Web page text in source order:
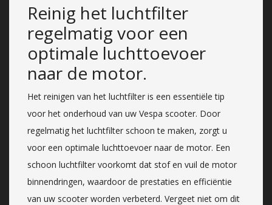
Reinig het luchtfilter
regelmatig voor een
optimale luchttoevoer
naar de motor.
Het reinigen van het luchtfilter is een essentiële tip
voor het onderhoud van uw Vespa scooter. Door
regelmatig het luchtfilter schoon te maken, zorgt u
voor een optimale luchttoevoer naar de motor. Een
schoon luchtfilter voorkomt dat stof en vuil de motor
binnendringen, waardoor de prestaties en efficiëntie
van uw scooter worden verbeterd. Vergeet niet om dit